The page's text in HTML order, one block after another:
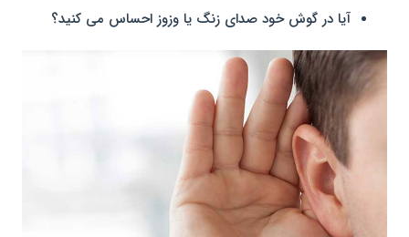
آیا در گوش خود صدای زنگ یا وزوز احساس می کنید؟